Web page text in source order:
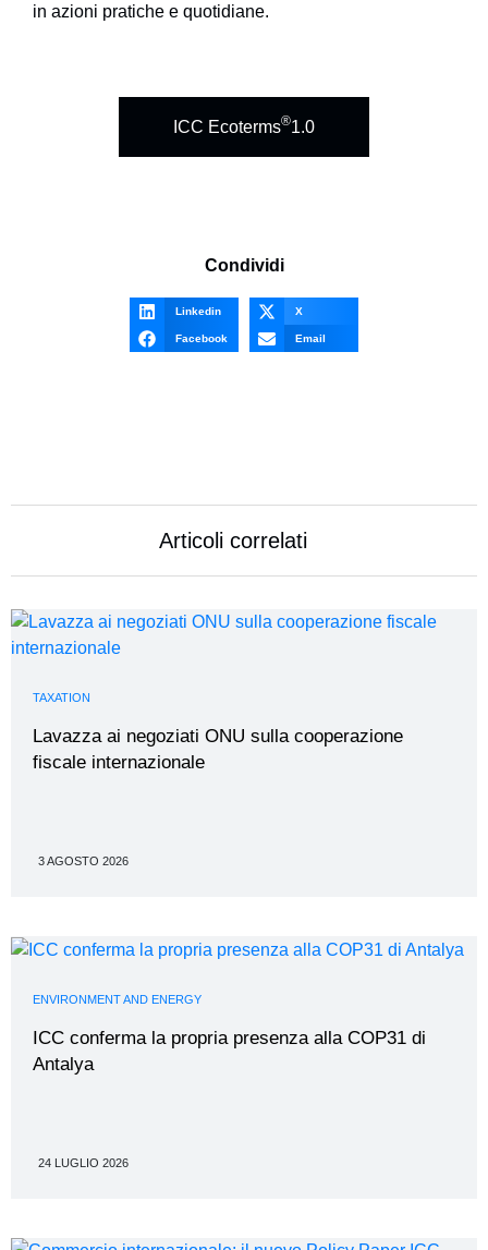
in azioni pratiche e quotidiane.
ICC Ecoterms®1.0
Condividi
Linkedin X
Facebook Email
Articoli correlati
TAXATION
Lavazza ai negoziati ONU sulla cooperazione
fiscale internazionale
3 AGOSTO 2026
ENVIRONMENT AND ENERGY
ICC conferma la propria presenza alla COP31 di
Antalya
24 LUGLIO 2026